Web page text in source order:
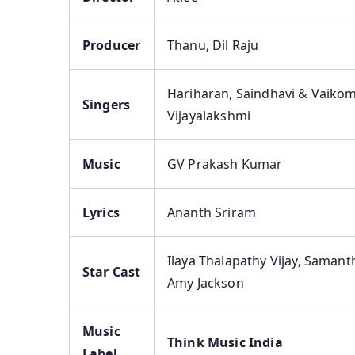
Producer Thanu, Dil Raju
Singers
Hariharan, Saindhavi & Vaikom
Vijayalakshmi
Music GV Prakash Kumar
Lyrics Ananth Sriram
Star Cast
Ilaya Thalapathy Vijay,
Amy Jackson
Music
Think Music India